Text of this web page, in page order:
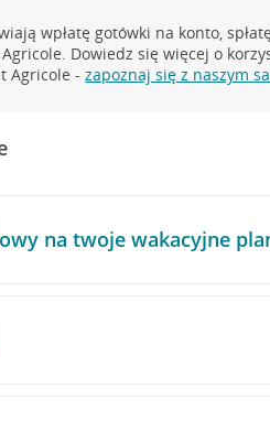
wpłatę gotówki na konto,
Dowiedz się więcej o
Agricole -zapoznaj się z naszym
na twoje wakacyjne